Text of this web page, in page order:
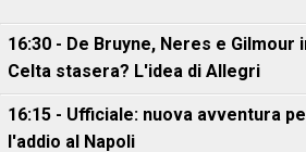
16:30 - De Bruyne, Neres e Gilmour
Celta stasera? L'idea di Allegri
16:15 - Ufficiale: nuova avventura
l'addio al Napoli